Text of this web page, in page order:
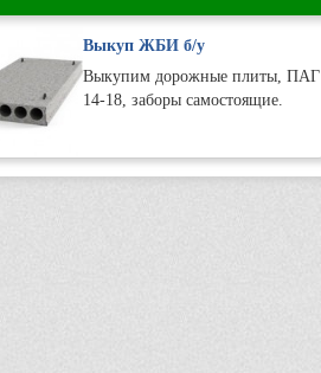
Выкуп ЖБИ б/у
Выкупим дорожные плиты, ПАГ
14-18, заборы самостоящие.